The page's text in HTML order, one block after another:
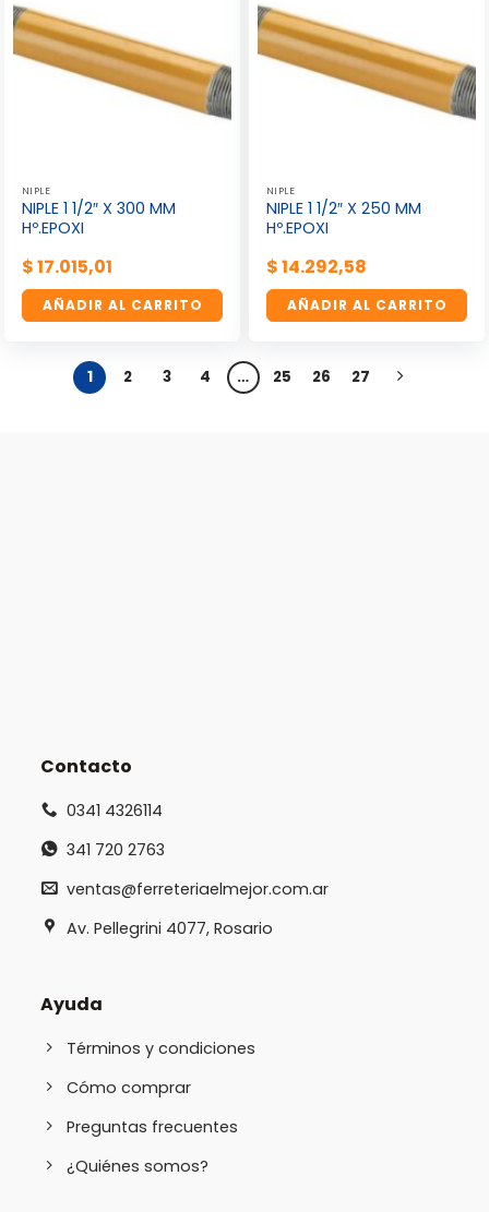
NIPLE
NIPLE 1 1/2″ X 300 MM
Hº.EPOXI
$17.015,01
AÑADIR AL CARRITO
NIPLE
NIPLE 1 1/2″ X 250 MM
Hº.EPOXI
$14.292,58
AÑADIR AL CARRITO
1 2 3 4 … 25 26 27
Contacto
0341 4326114
341 720 2763
ventas@ferreteriaelmejor.com.ar
Av. Pellegrini 4077, Rosario
Ayuda
Términos y condiciones
Cómo comprar
Preguntas frecuentes
¿Quiénes somos?